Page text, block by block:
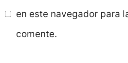
en este navegador para
comente.